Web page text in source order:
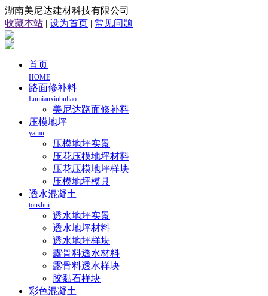
湖南美尼达建材科技有限公司
收藏本站 | 设为首页 | 常见问题
首页
HOME
路面修补料
Lumianxiubuliao
美尼达路面修补料
压模地坪
yamu
压模地坪实景
压花压模地坪材料
压花压模地坪样块
压模地坪模具
透水混凝土
toushui
透水地坪实景
透水地坪材料
透水地坪样块
露骨料透水材料
露骨料透水样块
胶黏石样块
彩色混凝土